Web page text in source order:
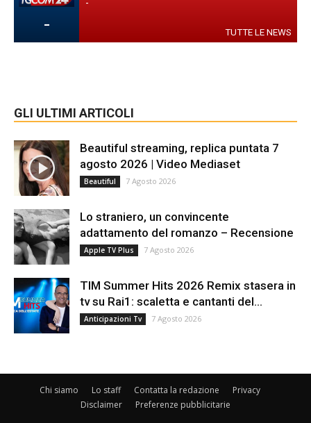
-
-
TUTTE LE NEWS
GLI ULTIMI ARTICOLI
Beautiful streaming, replica puntata 7
agosto 2026 | Video Mediaset
Beautiful 7 Agosto 2026
Lo straniero, un convincente
adattamento del romanzo – Recensione
Apple TV Plus 7 Agosto 2026
TIM Summer Hits 2026 Remix stasera in
tv su Rai1: scaletta e cantanti del...
Anticipazioni Tv 7 Agosto 2026
Chi siamo Lo staff Contatta la redazione
Privacy
Disclaimer
Preferenze pubblicitarie